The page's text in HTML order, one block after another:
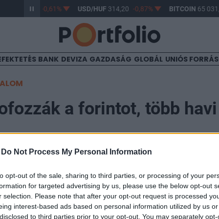
Do Not Process My Personal Information
opt-out of the sale, sharing to third parties, or processing of your
for targeted advertising by us, please use the below opt-out
selection. Please note that after your opt-out request is processed
interest-based ads based on personal information utilized by us
to third parties prior to your opt-out. You may separately
363,17 -0,61% USD/HUF 314,20 -0,87% BITCOIN65
BANK DEVIZA GAZDASÁG GLOBÁL UNIÓS
a forintot, több
után szerdán 400-nál kezdte a napot a forint az
élénkítőcsomag bejelentésével